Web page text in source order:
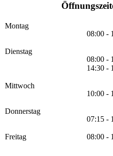
Montag
08:00 -
Dienstag
08:00 -
14:30 -
Mittwoch
10:00 -
Donnerstag
07:15 -
Freitag 08:00 -